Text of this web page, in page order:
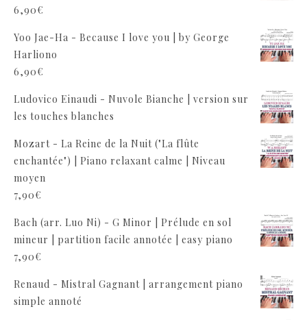
6,90€
Yoo Jae-Ha - Because I love you | by George
Harliono
6,90€
Ludovico Einaudi - Nuvole Bianche | version sur
les touches blanches
Mozart - La Reine de la Nuit ("La flûte
enchantée") | Piano relaxant calme | Niveau
moyen
7,90€
Bach (arr. Luo Ni) - G Minor | Prélude en sol
mineur | partition facile annotée | easy piano
7,90€
Renaud - Mistral Gagnant | arrangement piano
simple annoté